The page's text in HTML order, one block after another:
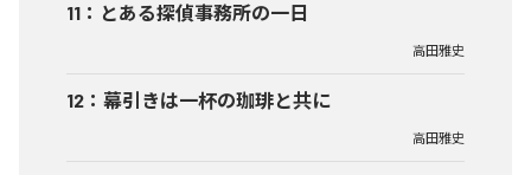
11 ： とある探偵事務所の一日
高田雅史
12 ： 幕引きは一杯の珈琲と共に
高田雅史